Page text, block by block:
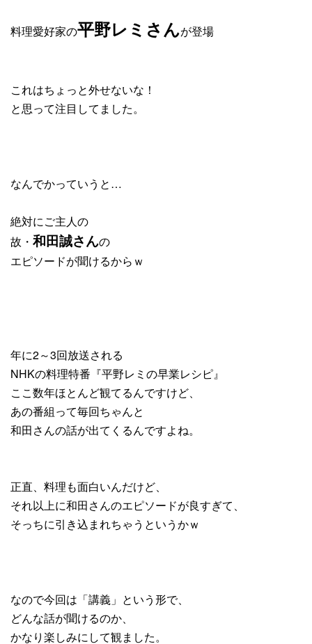
料理愛好家の平野レミさんが登場
これはちょっと外せないな！
と思って注目してました。
なんでかっていうと…
絶対にご主人の
故・ 和田誠さんの
エピソードが聞けるからｗ
年に2～3回放送される
NHKの料理特番『平野レミの早業レシピ』
ここ数年ほとんど観てるんですけど、
あの番組って毎回ちゃんと
和田さんの話が出てくるんですよね。
正直、料理も面白いんだけど、
それ以上に和田さんのエピソードが良すぎて、
そっちに引き込まれちゃうというかｗ
なので今回は「講義」という形で、
どんな話が聞けるのか、
かなり楽しみにして観ました。